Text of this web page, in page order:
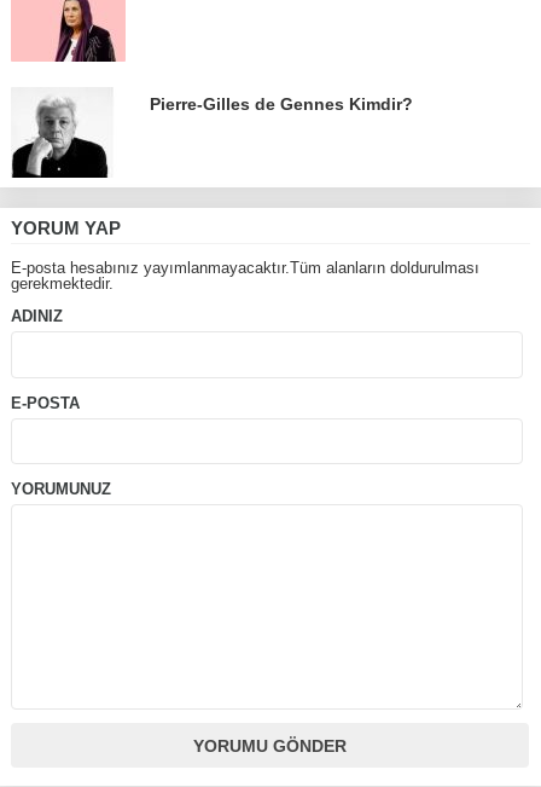
Pierre-Gilles de Gennes Kimdir?
YORUM YAP
E-posta hesabınız yayımlanmayacaktır.Tüm alanların doldurulması
gerekmektedir.
ADINIZ
E-POSTA
YORUMUNUZ